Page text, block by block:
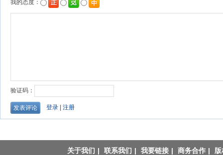
关于我们 | 联系我们 | 我要链接 | 商务合作 |